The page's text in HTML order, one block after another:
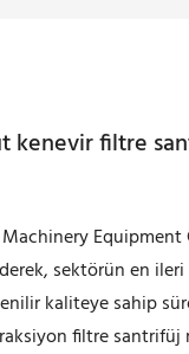
kenevir filtre
sektörün en
kaliteye sahip
filtre santrifüj